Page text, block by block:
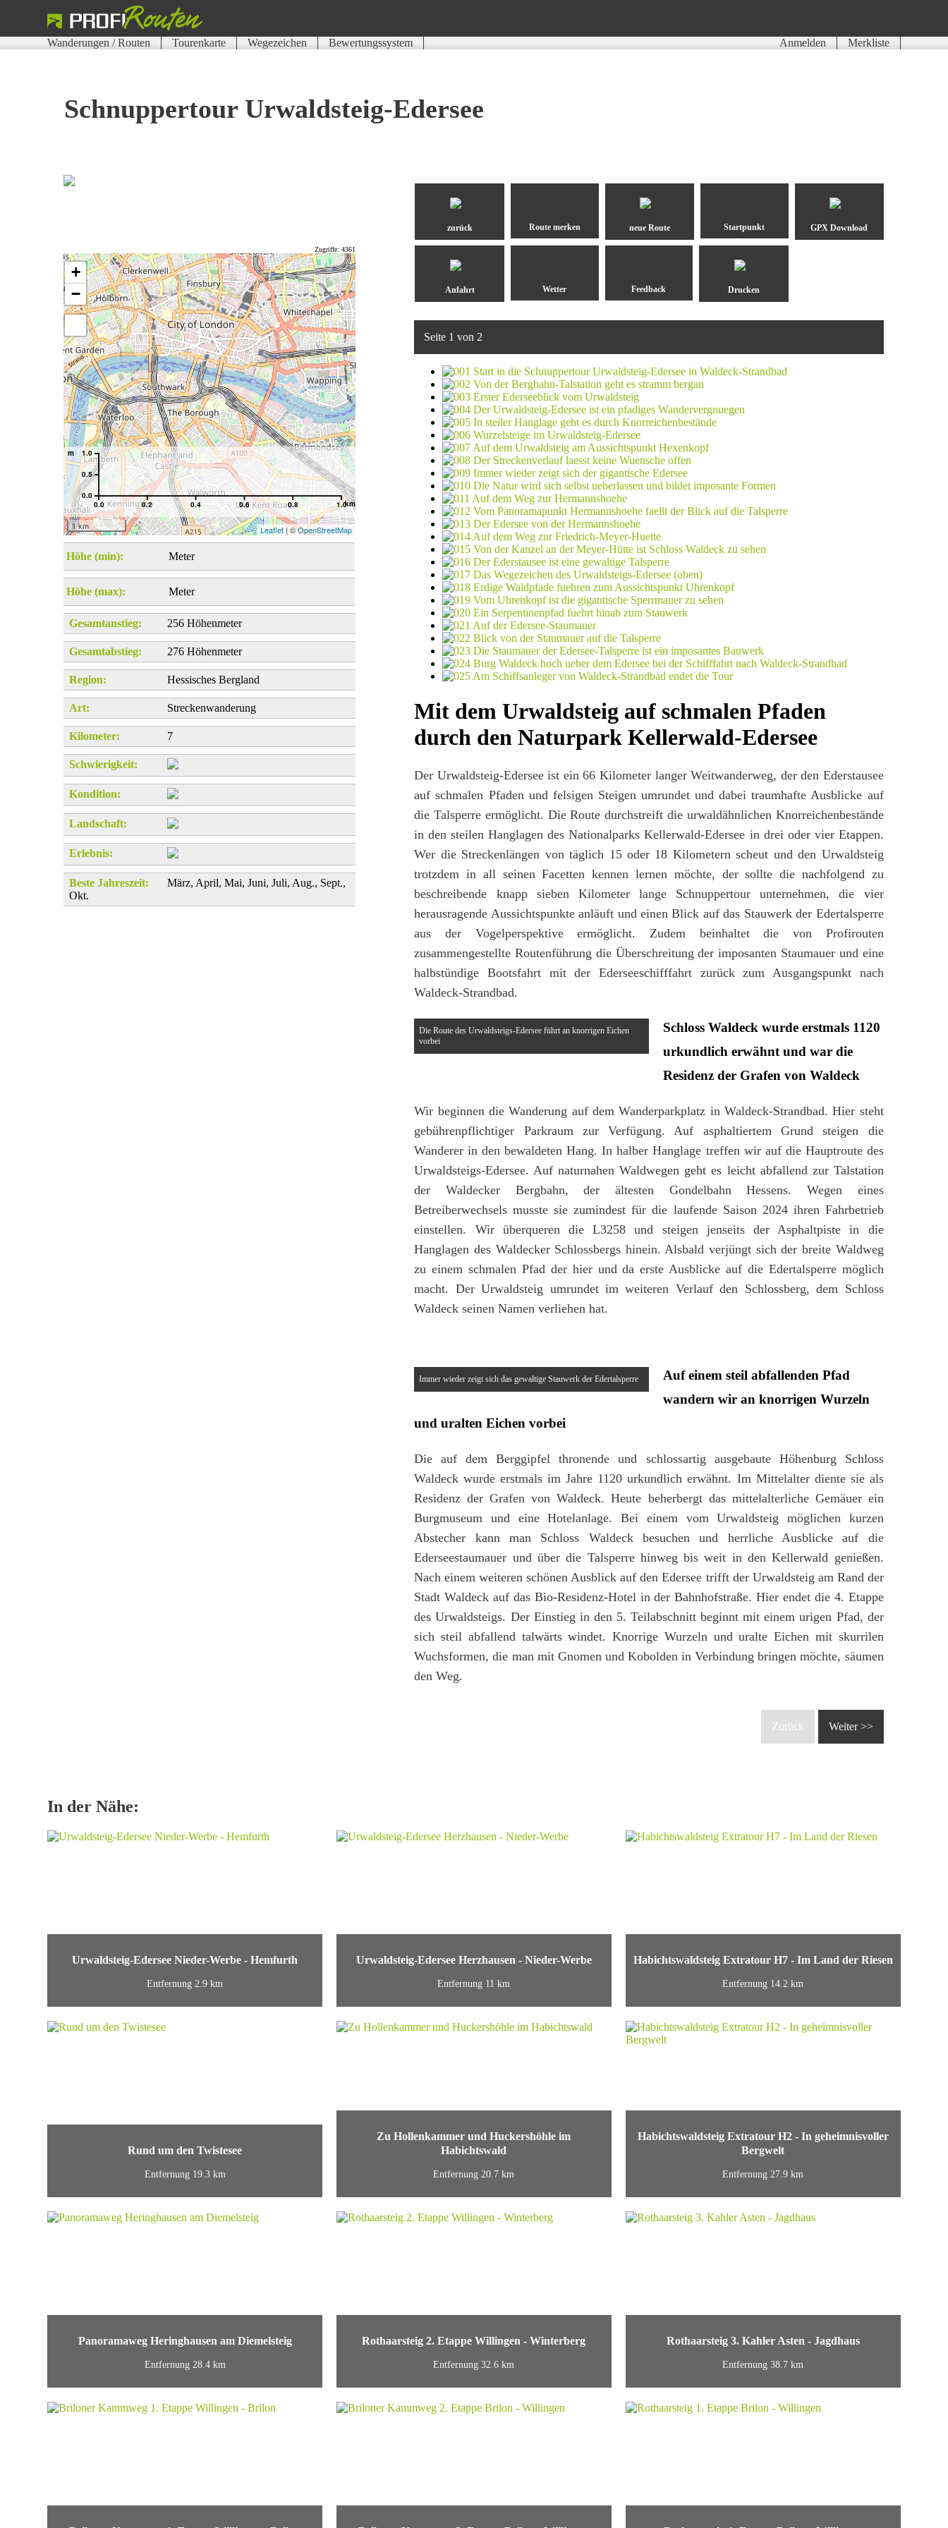
Wanderungen / Routen Tourenkarte Wegezeichen
Bewertungssystem
Anmelden Merkliste
Schnuppertour Urwaldsteig-Edersee
Zugriffe: 4361
+
−
0.0 0.2 0.4 0.6 0.8 1.0km
0.0
0.5
1.0
m
1 km Leaflet| ©OpenStreetMap
Höhe (min): Meter
Höhe (max): Meter
Gesamtanstieg: 256 Höhenmeter
Gesamtabstieg: 276 Höhenmeter
Region: Hessisches Bergland
Art: Streckenwanderung
Kilometer: 7
Schwierigkeit:
Kondition:
Landschaft:
Erlebnis:
Beste Jahreszeit:
März, April, Mai, Juni, Juli, Aug., Sept.,
Okt.
zurück neue Route GPX Download
Anfahrt Drucken
Seite 1 von 2
Mit dem Urwaldsteig auf schmalen Pfaden
durch den Naturpark Kellerwald-Edersee
Der Urwaldsteig-Edersee ist ein 66 Kilometer langer Weitwanderweg, der den Ederstausee
auf schmalen Pfaden und felsigen Steigen umrundet und dabei traumhafte Ausblicke auf
die Talsperre ermöglicht. Die Route durchstreift die urwaldähnlichen Knorreichenbestände
in den steilen Hanglagen des Nationalparks Kellerwald-Edersee in drei oder vier Etappen.
Wer die Streckenlängen von täglich 15 oder 18 Kilometern scheut und den Urwaldsteig
trotzdem in all seinen Facetten kennen lernen möchte, der sollte die nachfolgend zu
beschreibende knapp sieben Kilometer lange Schnuppertour unternehmen, die vier
herausragende Aussichtspunkte anläuft und einen Blick auf das Stauwerk der Edertalsperre
aus der Vogelperspektive ermöglicht. Zudem beinhaltet die von Profirouten
zusammengestellte Routenführung die Überschreitung der imposanten Staumauer und eine
halbstündige Bootsfahrt mit der Ederseeschifffahrt zurück zum Ausgangspunkt nach
Waldeck-Strandbad.
Die Route des Urwaldsteigs-Edersee führt an knorrigen Eichen
vorbei
Schloss Waldeck wurde erstmals 1120
urkundlich erwähnt und war die
Residenz der Grafen von Waldeck
Wir beginnen die Wanderung auf dem Wanderparkplatz in Waldeck-Strandbad. Hier steht
gebührenpflichtiger Parkraum zur Verfügung. Auf asphaltiertem Grund steigen die
Wanderer in den bewaldeten Hang. In halber Hanglage treffen wir auf die Hauptroute des
Urwaldsteigs-Edersee. Auf naturnahen Waldwegen geht es leicht abfallend zur Talstation
der Waldecker Bergbahn, der ältesten Gondelbahn Hessens. Wegen eines
Betreiberwechsels musste sie zumindest für die laufende Saison 2024 ihren Fahrbetrieb
einstellen. Wir überqueren die L3258 und steigen jenseits der Asphaltpiste in die
Hanglagen des Waldecker Schlossbergs hinein. Alsbald verjüngt sich der breite Waldweg
zu einem schmalen Pfad der hier und da erste Ausblicke auf die Edertalsperre möglich
macht. Der Urwaldsteig umrundet im weiteren Verlauf den Schlossberg, dem Schloss
Waldeck seinen Namen verliehen hat.
Immer wieder zeigt sich das gewaltige Stauwerk der Edertalsperre
Auf einem steil abfallenden Pfad
wandern wir an knorrigen Wurzeln
und uralten Eichen vorbei
Die auf dem Berggipfel thronende und schlossartig ausgebaute Höhenburg Schloss
Waldeck wurde erstmals im Jahre 1120 urkundlich erwähnt. Im Mittelalter diente sie als
Residenz der Grafen von Waldeck. Heute beherbergt das mittelalterliche Gemäuer ein
Burgmuseum und eine Hotelanlage. Bei einem vom Urwaldsteig möglichen kurzen
Abstecher kann man Schloss Waldeck besuchen und herrliche Ausblicke auf die
Ederseestaumauer und über die Talsperre hinweg bis weit in den Kellerwald genießen.
Nach einem weiteren schönen Ausblick auf den Edersee trifft der Urwaldsteig am Rand der
Stadt Waldeck auf das Bio-Residenz-Hotel in der Bahnhofstraße. Hier endet die 4. Etappe
des Urwaldsteigs. Der Einstieg in den 5. Teilabschnitt beginnt mit einem urigen Pfad, der
sich steil abfallend talwärts windet. Knorrige Wurzeln und uralte Eichen mit skurrilen
Wuchsformen, die man mit Gnomen und Kobolden in Verbindung bringen möchte, säumen
den Weg.
Zurück Weiter >>
In der Nähe:
Urwaldsteig-Edersee Nieder-Werbe - Hemfurth
Entfernung 2.9 km
Urwaldsteig-Edersee Herzhausen - Nieder-Werbe
Entfernung 11 km
Habichtswaldsteig Extratour H7 - Im Land der Riesen
Entfernung 14.2 km
Rund um den Twistesee
Entfernung 19.3 km
Zu Hollenkammer und Huckershöhle im
Habichtswald
Entfernung 20.7 km
Habichtswaldsteig Extratour H2 - In geheimnisvoller
Bergwelt
Entfernung 27.9 km
Panoramaweg Heringhausen am Diemelsteig
Entfernung 28.4 km
Rothaarsteig 2. Etappe Willingen - Winterberg
Entfernung 32.6 km
Rothaarsteig 3. Kahler Asten - Jagdhaus
Entfernung 38.7 km